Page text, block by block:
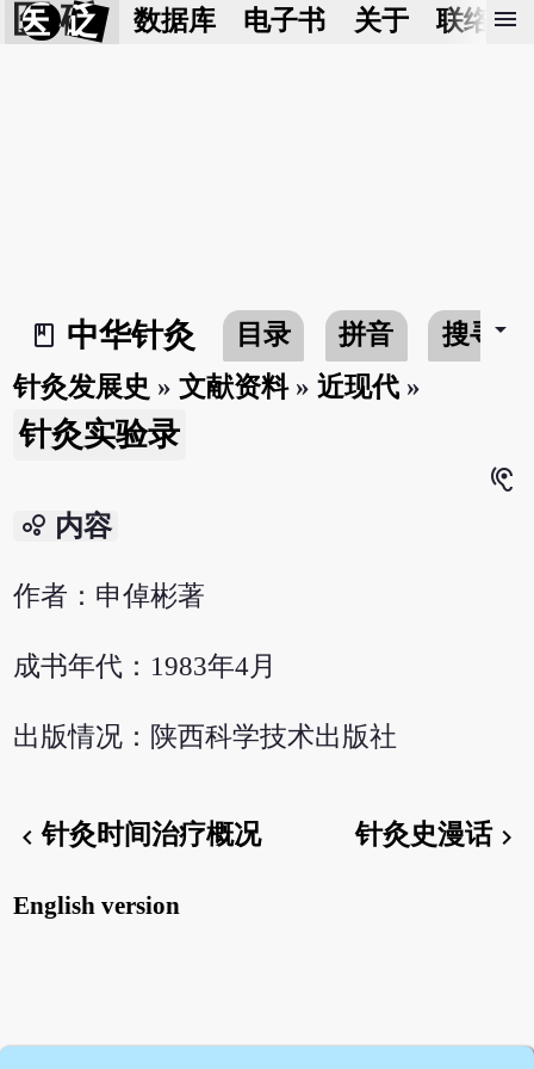
医 砭 数据库 电子书 关于 联络我
menu
book_2
中华针灸 目录 拼音 搜寻arrow_drop_down
针灸发展史 »文献资料»近现代 »
针灸实验录
hearing
bubble_chart 内容
作者：申倬彬著
成书年代：1983年4月
出版情况：陕西科学技术出版社
chevron_left针灸时间治疗概况 针灸史漫话chevron_right
English version